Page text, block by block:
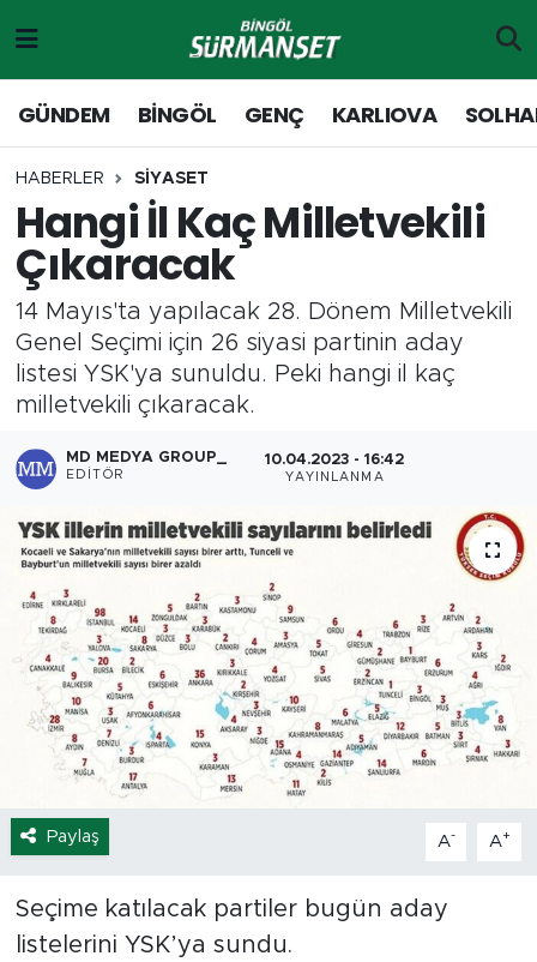
GÜNDEM BİNGÖL GENÇ KARLIOVA
HABERLER SİYASET
Hangi İl Kaç Milletvekili
Çıkaracak
14 Mayıs'ta yapılacak 28. Dönem Milletvekili
Genel Seçimi için 26 siyasi partinin aday
listesi YSK'ya sunuldu. Peki hangi il kaç
milletvekili çıkaracak.
MD MEDYA GROUP_
EDITÖR
10.04.2023 - 16:42
YAYINLANMA
Paylaş A- A+
Seçime katılacak partiler bugün aday
listelerini YSK’ya sundu.
Genç
Solhan
Karlıova
Adaklı-Kiğı
Yayladere-Yedisu
MD Prestij Dergisi
Siyaset
Yaşam
Sağlık
Eğitim
Ekonomi
Tavz Der
Merkez Hava Durumu
Merkez Trafik Yoğunluk Haritası
Süper Lig Puan Durumu ve Fikstür
Tüm Manşetler
Son Dakika Haberleri
Haber Arşivi